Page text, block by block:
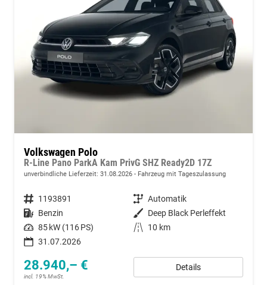
Volkswagen Polo
R-Line Pano ParkA Kam PrivG SHZ Ready2D 17Z
unverbindliche Lieferzeit: 31.08.2026 Fahrzeug mit Tageszulassung
Fahrzeugnummer 1193891 Getriebe Automatik
Kraftstoff Benzin Außenfarbe Deep Black Perleffekt
Leistung 85 kW (116 PS) Kilometerstand
10 km
31.07.2026
28.940,– €
incl. 19% MwSt.
Details